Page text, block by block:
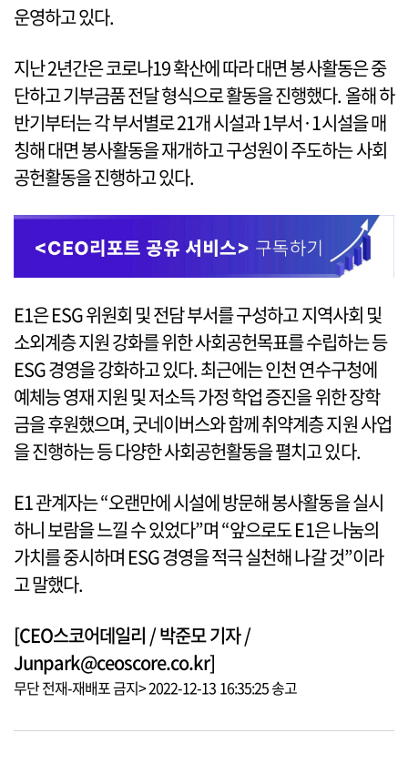
운영하고 있다.
지난 2년간은 코로나19 확산에 따라 대면 봉사활동은 중
단하고 기부금품 전달 형식으로 활동을 진행했다. 올해 하
반기부터는 각 부서별로 21개 시설과 1부서·1시설을 매
칭해 대면 봉사활동을 재개하고 구성원이 주도하는 사회
공헌활동을 진행하고 있다.
E1은 ESG 위원회 및 전담 부서를 구성하고 지역사회 및
소외계층 지원 강화를 위한 사회공헌목표를 수립하는 등
ESG 경영을 강화하고 있다. 최근에는 인천 연수구청에
예체능 영재 지원 및 저소득 가정 학업 증진을 위한 장학
금을 후원했으며, 굿네이버스와 함께 취약계층 지원 사업
을 진행하는 등 다양한 사회공헌활동을 펼치고 있다.
E1 관계자는 “오랜만에 시설에 방문해 봉사활동을 실시
하니 보람을 느낄 수 있었다”며 “앞으로도 E1은 나눔의
가치를 중시하며 ESG 경영을 적극 실천해 나갈 것”이라
고 말했다.
[CEO스코어데일리 / 박준모 기자 /
Junpark@ceoscore.co.kr]
무단 전재-재배포 금지> 2022-12-13 16:35:25 송고